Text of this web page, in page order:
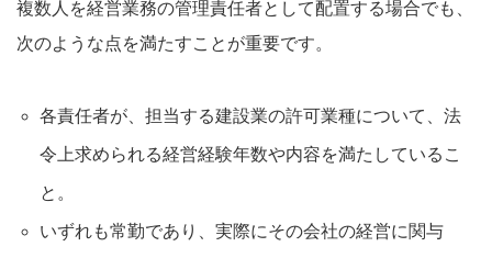
複数人を経営業務の管理責任者として配置する場合でも、
次のような点を満たすことが重要です。
各責任者が、担当する建設業の許可業種について、法
令上求められる経営経験年数や内容を満たしているこ
と。
いずれも常勤であり、実際にその会社の経営に関与